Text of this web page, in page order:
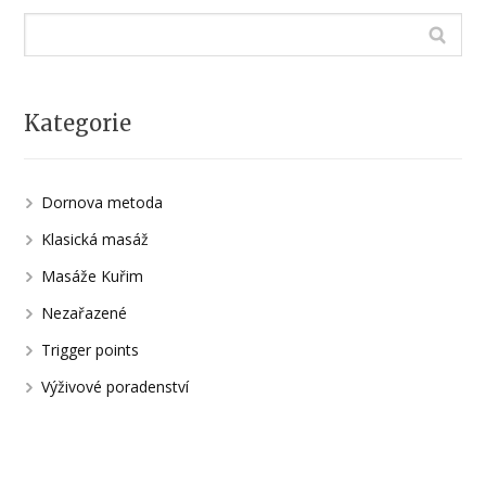
Kategorie
Dornova metoda
Klasická masáž
Masáže Kuřim
Nezařazené
Trigger points
Výživové poradenství